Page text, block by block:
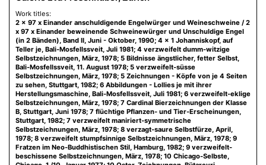
Work titles:
2 x 97 x Einander anschuldigende Engelwürger und Weineschweine / 2
x 97 x Einander beweinende Schweinewürger und Unschuldige Engel
(in 2 Bänden), Band II, Juni - Oktober, 1990; 4 x 1 Johanniskopf, auf
Teller je, Bali-Mosfellssveit, Juli 1981; 4 verzweifelt dumm-witzige
Selbstzeichnungen, März, 1978; 5 Bildnisse ängstlicher, fetter Selbst,
Bali-Mosfellssveit, 11. August 1978; 5 verzweifelt-süsse
Selbstzeichnungen, März, 1978; 5 Zeichnungen - Köpfe von je 4 Seiten
zu sehen, Stuttgart, 1982; 6 Abbildungen - Lollies je mit ihrer
Herstellungsmaschine, Bali-Mosfellssveit, Juli 1981; 6 verzweifelt-eklige
Selbstzeichnungen, März, 1978; 7 Cardinal Bierzeichnungen der Klasse
B, Stuttgart, Juni 1978; 7 flüchtige Pflanzen- und Tier-Erscheinungen,
Stuttgart, 1982; 7 verzweifelt maniriert-symmetrische
Selbstzeichnungen, März, 1978; 8 verzagt-saure Selbstfürze, April,
1978; 8 verzweifelt stumpfsinnige Selbstzeichnungen, März, 1978; 9
Fratzen im Neo-Buddhistischen Stil, Hamburg, 1982; 9 verzweifelt-
beschissene Selbstzeichnungen, März, 1978; 10 Chicago-Selbste,